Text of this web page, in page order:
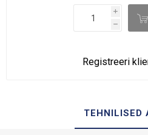
i
h
d
Registreeri
TEHNILISED